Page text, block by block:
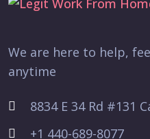
We are here to help,
anytime
8834 E 34 Rd #131
+1 440-689-8077